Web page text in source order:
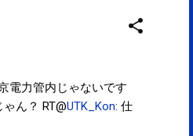
電力管内じゃないです
ん？ RT@UTK_Kon: 仕